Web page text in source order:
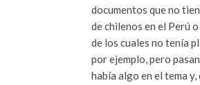
documentos que no
de chilenos en el Perú
de los cuales no tenía
por ejemplo, pero
había algo en el tema